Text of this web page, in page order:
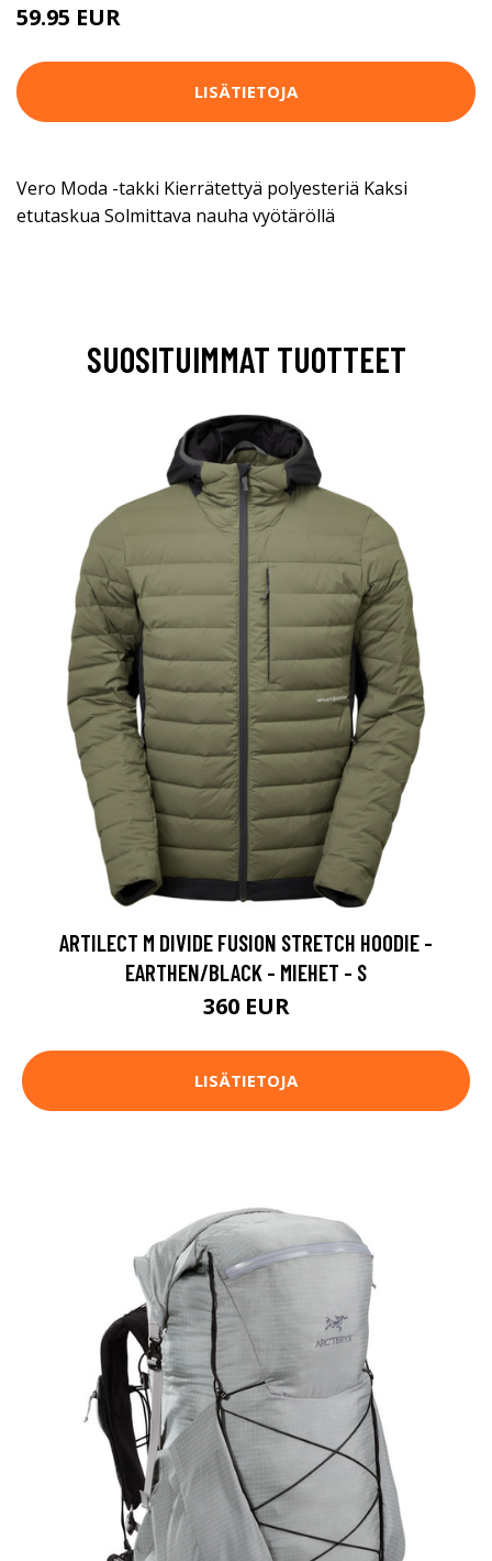
59.95 EUR
LISÄTIETOJA
Vero Moda -takki Kierrätettyä polyesteriä Kaksi
etutaskua Solmittava nauha vyötäröllä
SUOSITUIMMAT TUOTTEET
ARTILECT M DIVIDE FUSION STRETCH HOODIE -
EARTHEN/BLACK - MIEHET - S
360 EUR
LISÄTIETOJA